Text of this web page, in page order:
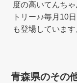
度の高いてんち
トリー♪♪毎月10
も登場していま
青森県のその